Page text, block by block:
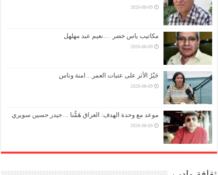
2026-08-09
مكاتيب ياس خضر ….نعيم عبد مهلهل
2026-08-09
جَبْرُ الأثر على عتبات العمر…امنة وناس
2026-08-09
موعد مع وحدة الهدف: العراق هَمُّنا …حيدر حسين سويري
2026-08-09